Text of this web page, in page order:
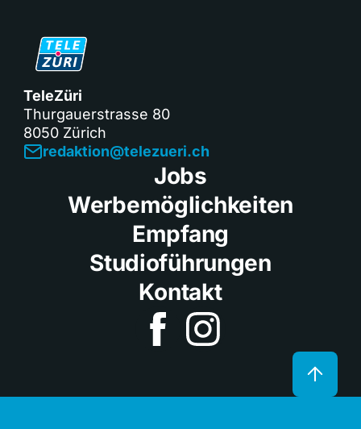
TeleZüri
Thurgauerstrasse 80
8050 Zürich
redaktion@telezueri.ch
Jobs
Werbemöglichkeiten
Empfang
Studioführungen
Kontakt